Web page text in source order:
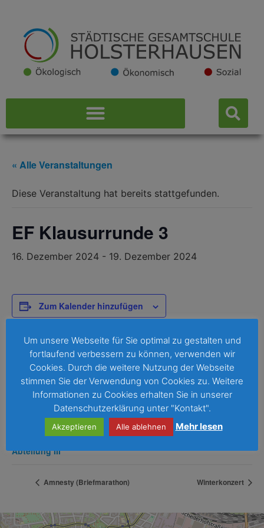
« Alle Veranstaltungen
Diese Veranstaltung hat bereits stattgefunden.
EF Klausurrunde 3
16. Dezember 2024 - 19. Dezember 2024
Zum Kalender hinzufügen
DETAILS
Beginn:
16. Dezember 2024
19. Dezember 2024
Veranstaltungskategorie:
Abteilung III
Amnesty (Briefmarathon) Winterkonzert
Um unsere Webseite für Sie optimal zu gestalten und
fortlaufend verbessern zu können, verwenden wir
Cookies. Durch die weitere Nutzung der Webseite
stimmen Sie der Verwendung von Cookies zu. Weitere
Informationen zu Cookies erhalten Sie in unserer
Datenschutzerklärung unter "Kontakt".
Akzeptieren Alle ablehnen Mehr lesen